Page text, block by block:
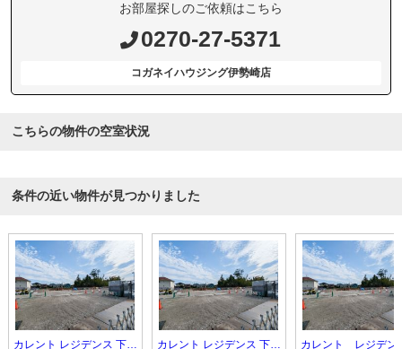
お部屋探しのご依頼はこちら
0270-27-5371
コガネイハウジング伊勢崎店
こちらの物件の空室状況
条件の近い物件が見つかりました
カレント レジデンス 下増田 II
カレント レジデンス 下増田 II